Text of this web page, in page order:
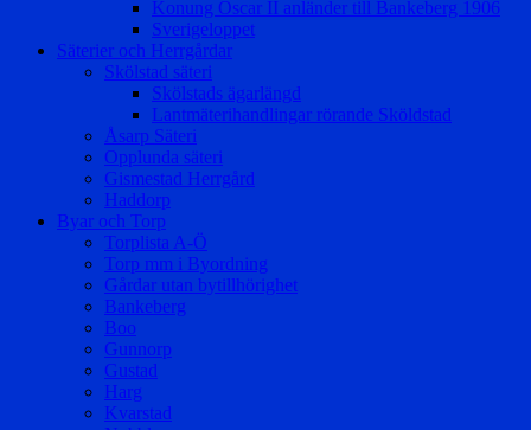
Konung Oscar II anländer till Bankeberg 1906
Sverigeloppet
Säterier och Herrgårdar
Skölstad säteri
Skölstads ägarlängd
Lantmäterihandlingar rörande Sköldstad
Åsarp Säteri
Opplunda säteri
Gismestad Herrgård
Haddorp
Byar och Torp
Torplista A-Ö
Torp mm i Byordning
Gårdar utan bytillhörighet
Bankeberg
Boo
Gunnorp
Gustad
Harg
Kvarstad